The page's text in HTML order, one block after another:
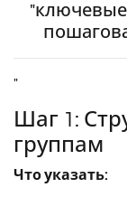
"
Шаг 1:
группам
Что указать: